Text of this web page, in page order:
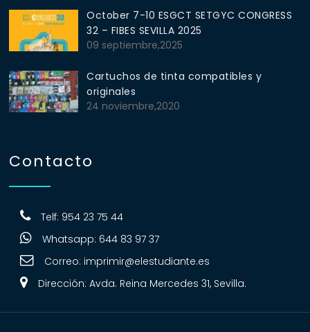
October 7-10 ESGCT SETGYC CONGRESS
32 – FIBES SEVILLA 2025
09 septiembre,2025
Cartuchos de tinta compatibles y
originales
24 noviembre,2020
Contacto
Telf: 954 23 75 44
Whatsapp: 644 83 97 37
Correo: imprimir@elestudiante.es
Dirección: Avda. Reina Mercedes 31, Sevilla.